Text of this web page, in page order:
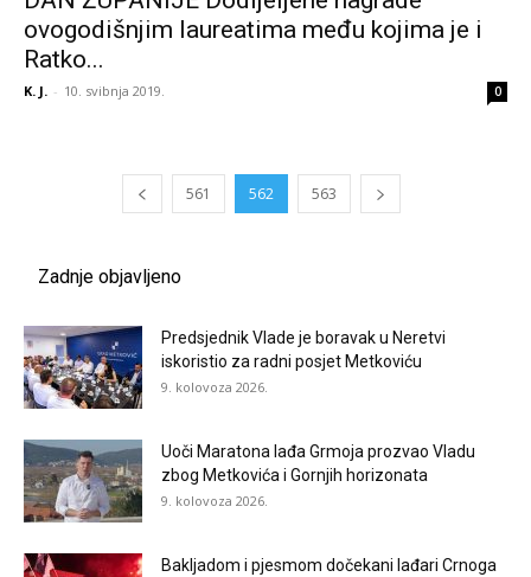
ovogodišnjim laureatima među kojima je i
Ratko...
K. J. - 10. svibnja 2019. 0
561 562 563
Zadnje objavljeno
Predsjednik Vlade je boravak u Neretvi
iskoristio za radni posjet Metkoviću
9. kolovoza 2026.
Uoči Maratona lađa Grmoja prozvao Vladu
zbog Metkovića i Gornjih horizonata
9. kolovoza 2026.
Bakljadom i pjesmom dočekani lađari Crnoga